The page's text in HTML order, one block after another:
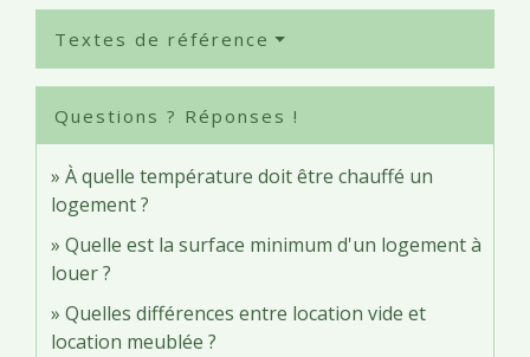
Textes de référence
Questions ? Réponses !
À quelle température doit être chauffé un
logement ?
Quelle est la surface minimum d'un logement à
louer ?
Quelles différences entre location vide et
location meublée ?